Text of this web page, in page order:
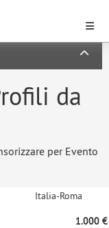
da
per Evento
Italia-Roma
1.000 €